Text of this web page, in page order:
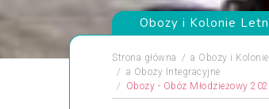
Obozy i Kolonie
Strona główna a Obozy i
a Obozy Integracyjne
Obozy - Obóz Młodzieżowy